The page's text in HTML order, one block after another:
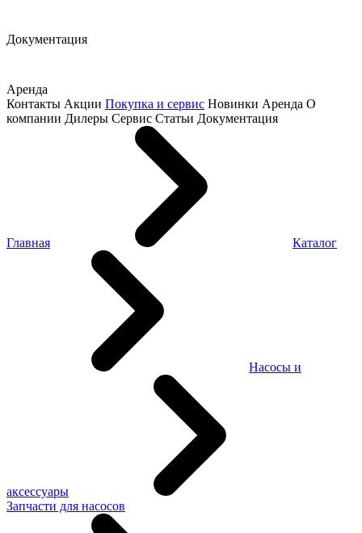
Документация
Аренда
Контакты Акции Покупка и сервис Новинки Аренда О
компании Дилеры Сервис Статьи Документация
Главная Каталог
Насосы и
аксессуары
Запчасти для насосов